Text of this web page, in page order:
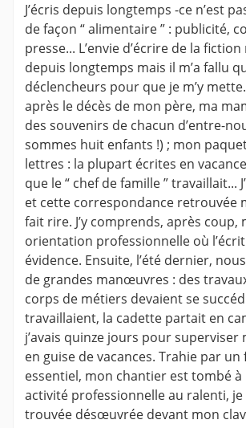
J’écris depuis longtemps -ce n’est
de façon “ alimentaire ” : publicité,
presse... L’envie d’écrire de la
depuis longtemps mais il m’a fallu
déclencheurs pour que je m’y
après le décès de mon père, ma
des souvenirs de chacun d’entre-
sommes huit enfants !) ; mon
lettres : la plupart écrites en
que le “ chef de famille ” travaillait...
et cette correspondance retrouvée
fait rire. J’y comprends, après coup,
orientation professionnelle où
évidence. Ensuite, l’été dernier,
de grandes manœuvres : des
corps de métiers devaient se
travaillaient, la cadette partait en
j’avais quinze jours pour
en guise de vacances. Trahie par
essentiel, mon chantier est tombé à
activité professionnelle au ralenti, je
trouvée désœuvrée devant mon